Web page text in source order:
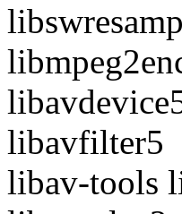
libavfilter5
libav-tools